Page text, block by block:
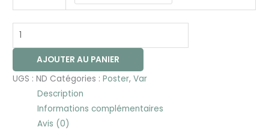
AJOUTER AU PANIER
UGS :ND Catégories :Poster,Var
Description
Informations complémentaires
Avis (0)